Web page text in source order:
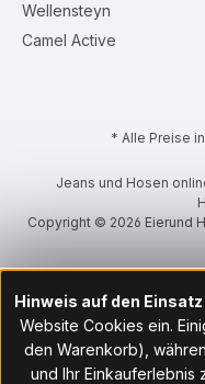
Wellensteyn
Camel Active
* Alle Preise
Jeans und Hosen
Copyright © 2026 Eierund
Hinweis auf den
Website Cookies ein.
den Warenkorb),
und Ihr Einkauferlebnis